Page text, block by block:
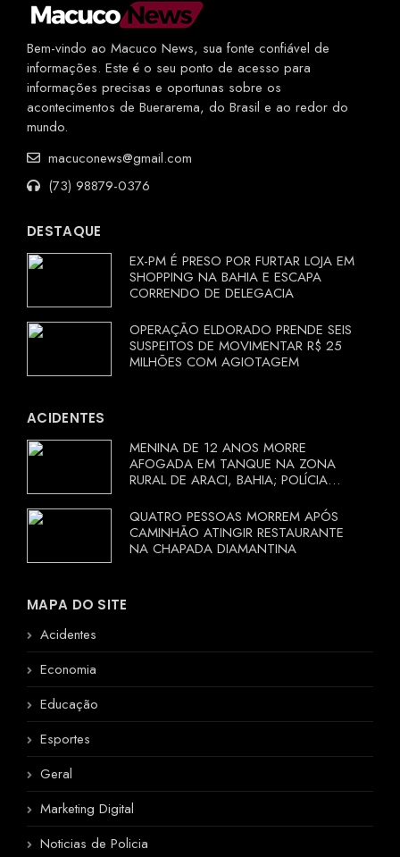
Bem-vindo ao Macuco News, sua fonte confiável de
informações. Este é o seu ponto de acesso para
informações precisas e oportunas sobre os
acontecimentos de Buerarema, do Brasil e ao redor do
mundo.
macuconews@gmail.com
(73) 98879-0376
DESTAQUE
EX-PM É PRESO POR FURTAR LOJA EM
SHOPPING NA BAHIA E ESCAPA
CORRENDO DE DELEGACIA
OPERAÇÃO ELDORADO PRENDE SEIS
SUSPEITOS DE MOVIMENTAR R$ 25
MILHÕES COM AGIOTAGEM
ACIDENTES
MENINA DE 12 ANOS MORRE
AFOGADA EM TANQUE NA ZONA
RURAL DE ARACI, BAHIA; POLÍCIA
QUATRO PESSOAS MORREM APÓS
CAMINHÃO ATINGIR RESTAURANTE
NA CHAPADA DIAMANTINA
MAPA DO SITE
Acidentes
Economia
Educação
Esportes
Geral
Marketing Digital
Noticias de Policia